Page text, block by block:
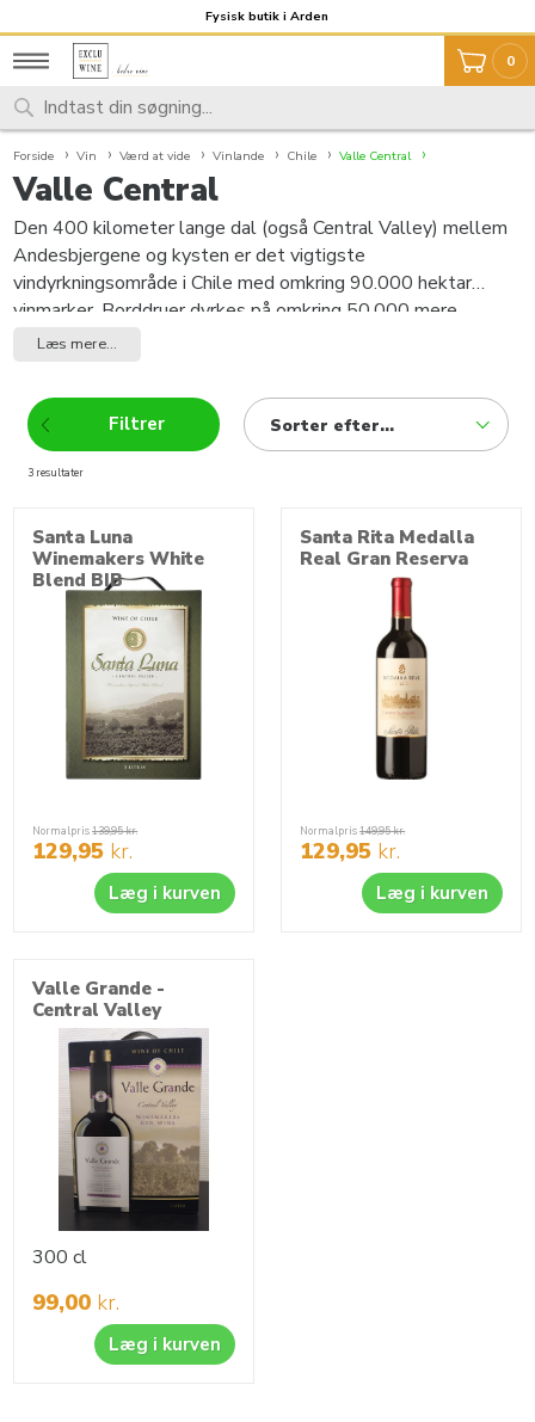
Fragt 59,- Fri fragt over 999,-
Fysisk butik i Arden
0
Forside Vin Værd at vide Vinlande Chile Valle Central
Valle Central
Den 400 kilometer lange dal (også Central Valley) mellem
Andesbjergene og kysten er det vigtigste
vindyrkningsområde i Chile med omkring 90.000 hektar
vinmarker. Borddruer dyrkes på omkring 50.000 mere.
Regionen er fra nord til syd i de fire områder i Maipo; Rapel
delområder Teno og Lontué) og Maule (med delområder
Claro, Loncomilla og Tutuvén).
Læs mere...
Filtrer Sorter efter...
3 resultater
Santa Luna
Winemakers White
Blend BIB
129,95 kr.
Normalpris139,95kr.
Læg i kurven
Santa Rita Medalla
Real Gran Reserva
129,95 kr.
Normalpris149,95kr.
Læg i kurven
Valle Grande -
Central Valley
300 cl
99,00 kr.
Læg i kurven